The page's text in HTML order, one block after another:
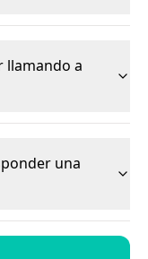
llamando a
una